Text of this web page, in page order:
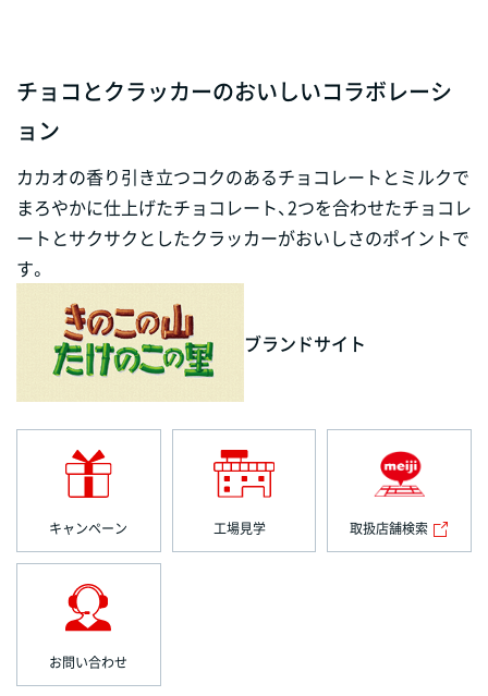
チョコとクラッカーのおいしいコラボレーシ
ョン
カカオの香り引き立つコクのあるチョコレートとミルクで
まろやかに仕上げたチョコレート、2つを合わせたチョコレ
ートとサクサクとしたクラッカーがおいしさのポイントで
す。
ブランドサイト
キャンペーン 工場見学 取扱店舗検索
お問い合わせ